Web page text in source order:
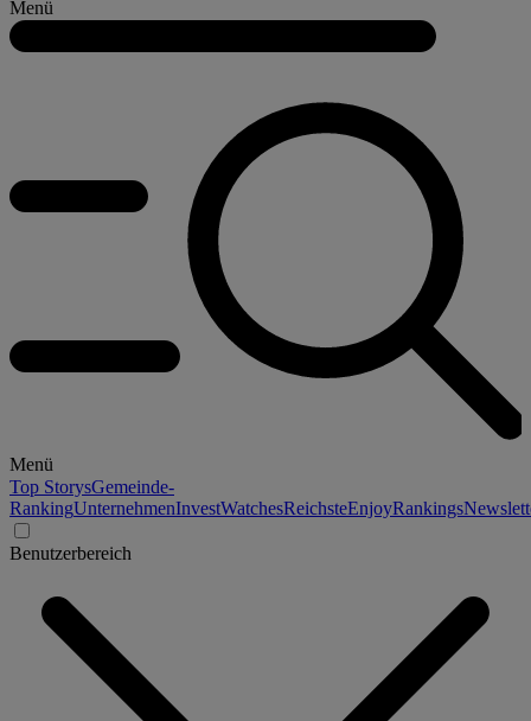
Menü
Menü
Top StorysGemeinde-
RankingUnternehmenInvestWatchesReichsteEnjoyRankings
Benutzerbereich